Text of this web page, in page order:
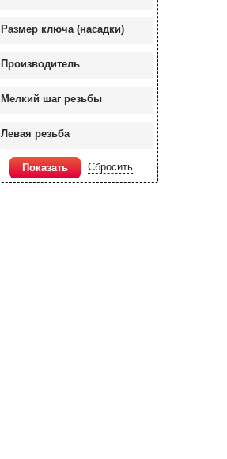
Размер ключа (насадки)
Производитель
Мелкий шаг резьбы
Левая резьба
Показать Сбросить